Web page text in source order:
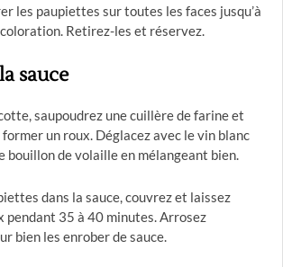
les paupiettes sur toutes les faces jusqu’à
Retirez-les et réservez.
sauce
saupoudrez une cuillère de farine et
un roux. Déglacez avec le vin blanc
bouillon de volaille en mélangeant bien.
dans la sauce, couvrez et laissez
pendant 35 à 40 minutes. Arrosez
bien les enrober de sauce.